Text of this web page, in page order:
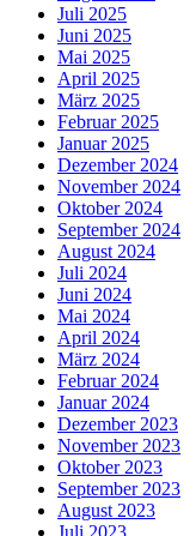
Juli 2025
Juni 2025
Mai 2025
April 2025
März 2025
Februar 2025
Januar 2025
Dezember 2024
November 2024
Oktober 2024
September 2024
August 2024
Juli 2024
Juni 2024
Mai 2024
April 2024
März 2024
Februar 2024
Januar 2024
Dezember 2023
November 2023
Oktober 2023
September 2023
August 2023